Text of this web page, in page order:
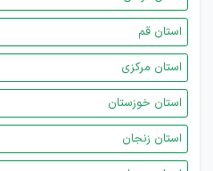
استان قم
استان مرکزی
استان خوزستان
استان زنجان